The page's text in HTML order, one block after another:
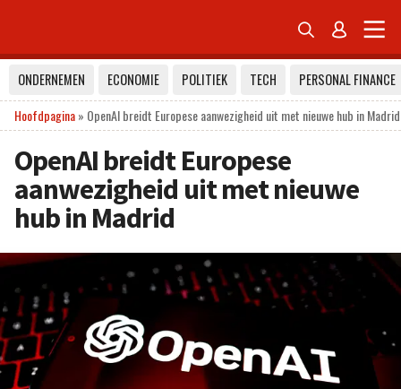
 
ONDERNEMEN ECONOMIE POLITIEK TECH
PERSONAL FINANCE
Hoofdpagina» OpenAI breidt Europese aanwezigheid uit met nieuwe hub in Madrid
OpenAI breidt Europese
aanwezigheid uit met nieuwe
hub in Madrid